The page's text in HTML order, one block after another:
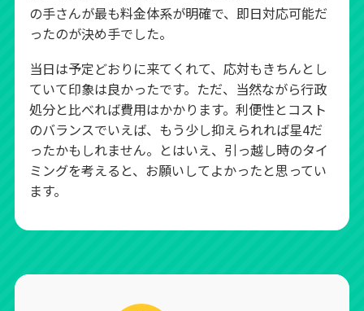
の手さんが最も料金体系が明確で、即日対応可能だ
ったのが決め手でした。
当日は予定どおりに来てくれて、応対もきちんとし
ていて印象は良かったです。ただ、当然ながら行政
処分と比べれば費用はかかります。利便性とコスト
のバランスでいえば、もう少し抑えられれば星4だ
ったかもしれません。とはいえ、引っ越し時のタイ
ミングを考えると、お願いしてよかったと思ってい
ます。